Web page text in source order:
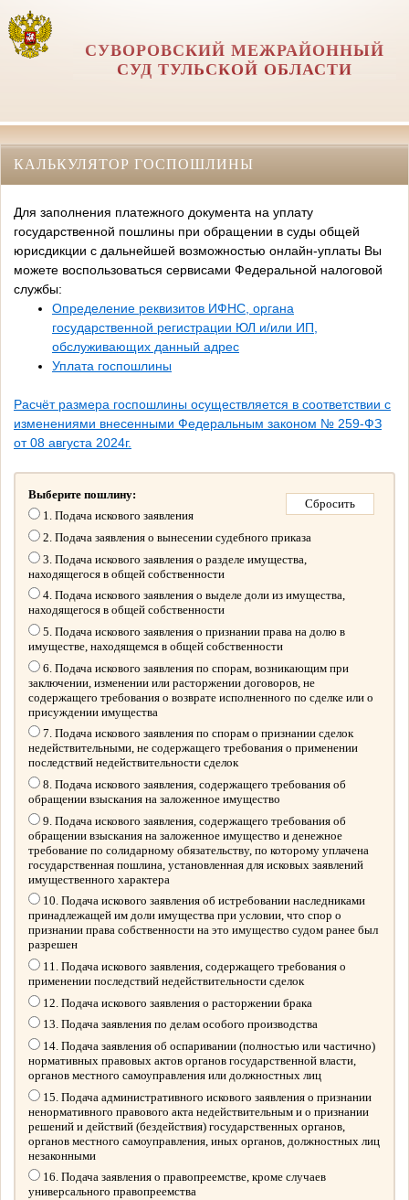
СУВОРОВСКИЙ МЕЖРАЙОННЫЙ
СУД ТУЛЬСКОЙ ОБЛАСТИ
КАЛЬКУЛЯТОР ГОСПОШЛИНЫ
Для заполнения платежного документа на уплату
государственной пошлины при обращении в суды общей
юрисдикции с дальнейшей возможностью онлайн-уплаты Вы
можете воспользоваться сервисами Федеральной налоговой
службы:
Определение реквизитов ИФНС, органа
государственной регистрации ЮЛ и/или ИП,
обслуживающих данный адрес
Уплата госпошлины
Расчёт размера госпошлины осуществляется в соответствии с
изменениями внесенными Федеральным законом № 259-ФЗ
от 08 августа 2024г.
Выберите пошлину:
1. Подача искового заявления
2. Подача заявления о вынесении судебного приказа
3. Подача искового заявления о разделе имущества,
находящегося в общей собственности
4. Подача искового заявления о выделе доли из имущества,
находящегося в общей собственности
5. Подача искового заявления о признании права на долю в
имуществе, находящемся в общей собственности
6. Подача искового заявления по спорам, возникающим при
заключении, изменении или расторжении договоров, не
содержащего требования о возврате исполненного по сделке или о
присуждении имущества
7. Подача искового заявления по спорам о признании сделок
недействительными, не содержащего требования о применении
последствий недействительности сделок
8. Подача искового заявления, содержащего требования об
обращении взыскания на заложенное имущество
9. Подача искового заявления, содержащего требования об
обращении взыскания на заложенное имущество и денежное
требование по солидарному обязательству, по которому уплачена
государственная пошлина, установленная для исковых заявлений
имущественного характера
10. Подача искового заявления об истребовании наследниками
принадлежащей им доли имущества при условии, что спор о
признании права собственности на это имущество судом ранее был
разрешен
11. Подача искового заявления, содержащего требования о
применении последствий недействительности сделок
12. Подача искового заявления о расторжении брака
13. Подача заявления по делам особого производства
14. Подача заявления об оспаривании (полностью или частично)
нормативных правовых актов органов государственной власти,
органов местного самоуправления или должностных лиц
15. Подача административного искового заявления о признании
ненормативного правового акта недействительным и о признании
решений и действий (бездействия) государственных органов,
органов местного самоуправления, иных органов, должностных лиц
незаконными
16. Подача заявления о правопреемстве, кроме случаев
универсального правопреемства